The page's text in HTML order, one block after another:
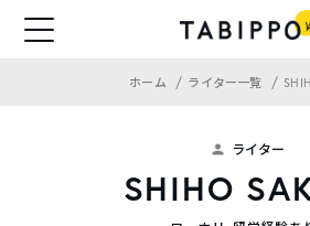
ホーム ライター一覧
ライター
SHIHO